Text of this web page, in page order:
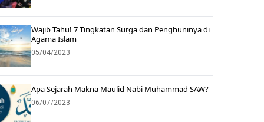
Wajib Tahu! 7 Tingkatan Surga dan Penghuninya di
Agama Islam
05/04/2023
Apa Sejarah Makna Maulid Nabi Muhammad SAW?
06/07/2023